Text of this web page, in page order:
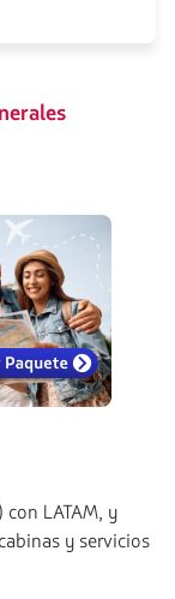
LATAM, y
y servicios